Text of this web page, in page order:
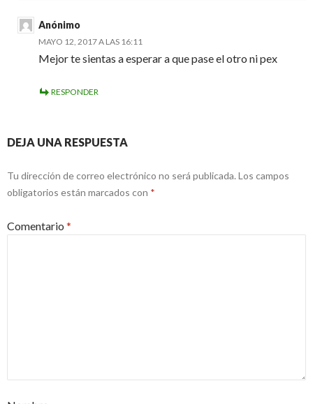
Anónimo
MAYO 12, 2017 A LAS 16:11
Mejor te sientas a esperar a que pase el otro ni pex
RESPONDER
DEJA UNA RESPUESTA
Tu dirección de correo electrónico no será publicada. Los campos
obligatorios están marcados con *
Comentario *